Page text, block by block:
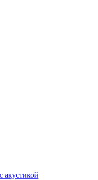
акустикой